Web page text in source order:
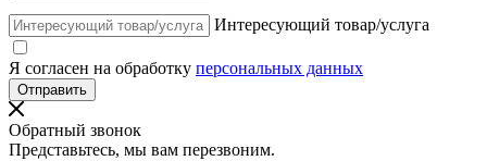
Интересующий товар/услуга
Я согласен на обработку персональных данных
Обратный звонок
Представьтесь, мы вам перезвоним.